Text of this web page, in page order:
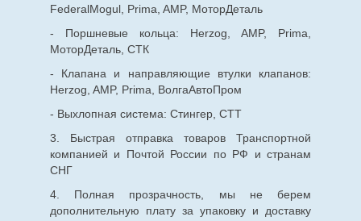
FederalMogul, Prima, AMP, МоторДеталь
- Поршневые кольца: Herzog, AMP, Prima,
МоторДеталь, СТК
- Клапана и направляющие втулки клапанов:
Herzog, AMP, Prima, ВолгаАвтоПром
- Выхлопная система: Стингер, СТТ
3. Быстрая отправка товаров Транспортной
компанией и Почтой России по РФ и странам
СНГ
4. Полная прозрачность, мы не берем
дополнительную плату за упаковку и доставку